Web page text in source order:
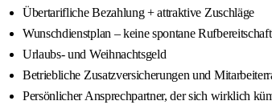
Übertarifliche Bezahlung + attraktive Zuschläge
Wunschdienstplan – keine spontane Rufbereitschaft
Urlaubs- und Weihnachtsgeld
Betriebliche Zusatzversicherungen und
Persönlicher Ansprechpartner, der sich wirklich